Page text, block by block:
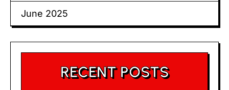
June 2025
RECENT POSTS